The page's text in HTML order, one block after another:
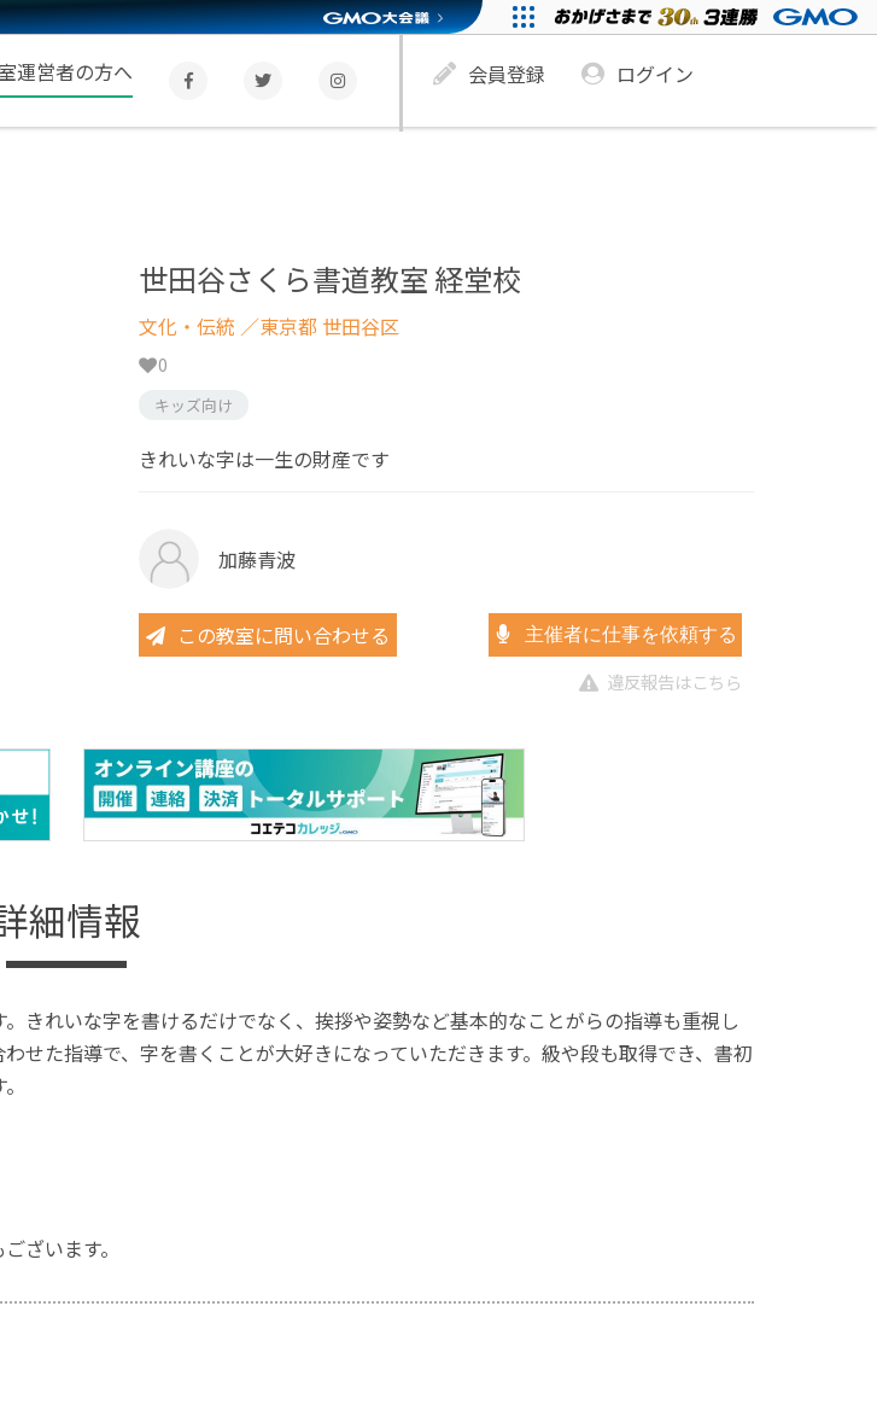
運営者の方へ 会員登録 ログイン
世田谷さくら書道教室 経堂校
文化・伝統 ／東京都 世田谷区
0
キッズ向け
きれいな字は一生の財産です
加藤青波
この教室に問い合わせる 主催者に仕事を依頼する
違反報告はこちら
細情報
きれいな字を書けるだけでなく、挨拶や姿勢など基本的なことがらの指導も重視し
せた指導で、字を書くことが大好きになっていただきます。級や段も取得でき、書初
ざいます。